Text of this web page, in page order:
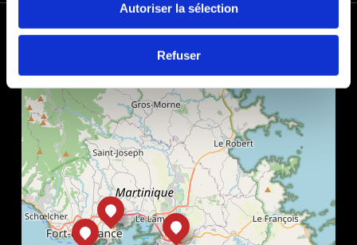
Autoriser la sélection
Refuser
+